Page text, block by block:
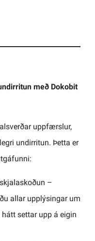
með Dokobit
uppfærslur,
undirritun. Þetta er
–
allar upplýsingar um
settar upp á eigin